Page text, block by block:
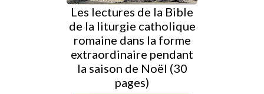
Les lectures de la Bible
de la liturgie catholique
romaine dans la forme
extraordinaire pendant
la saison de Noël (30
pages)